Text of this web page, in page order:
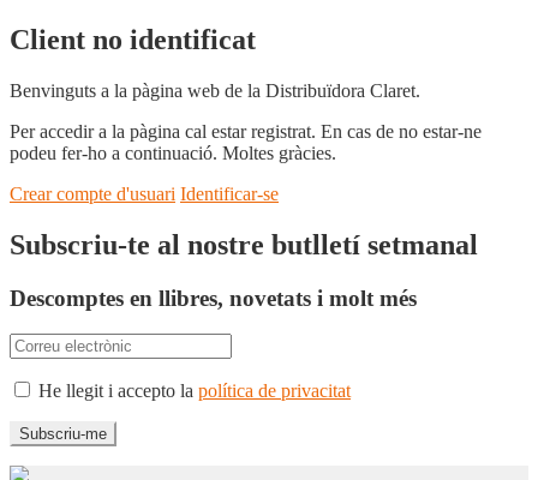
Client no identificat
Benvinguts a la pàgina web de la Distribuïdora Claret.
Per accedir a la pàgina cal estar registrat. En cas de no estar-ne
podeu fer-ho a continuació. Moltes gràcies.
Crear compte d'usuari Identificar-se
Subscriu-te al nostre butlletí setmanal
Descomptes en llibres, novetats i molt més
He llegit i accepto la política de privacitat